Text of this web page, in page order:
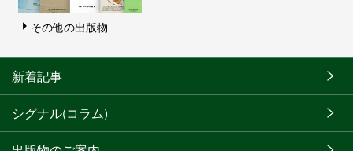
その他の出版物
新着記事
シグナル(コラム)